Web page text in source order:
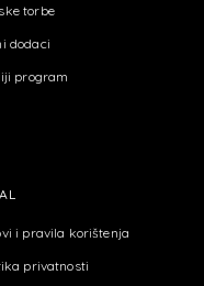
torbe
dodaci
program
i pravila korištenja
privatnosti